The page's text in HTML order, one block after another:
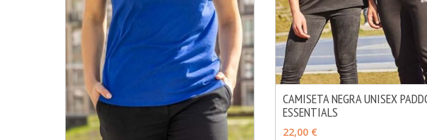
AÑADIR
CAMISETA NEGRA UNISEX
ESSENTIALS
22,00 €